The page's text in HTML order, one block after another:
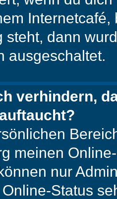
steht, dann
ausgeschaltet.
verhindern,
meinen
nur
Status